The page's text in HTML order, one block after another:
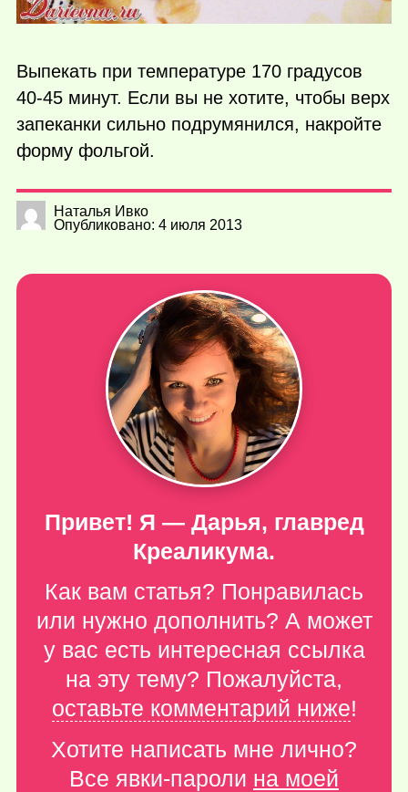
Выпекать при температуре 170 градусов
40-45 минут. Если вы не хотите, чтобы верх
запеканки сильно подрумянился, накройте
форму фольгой.
Наталья Ивко
Опубликовано: 4 июля 2013
Привет! Я — Дарья, главред
Креаликума.
Как вам статья? Понравилась
или нужно дополнить? А может
у вас есть интересная ссылка
на эту тему? Пожалуйста,
оставьте комментарий ниже!
Хотите написать мне лично?
Все явки-пароли на моей